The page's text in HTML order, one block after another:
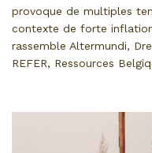
provoque de multiples
contexte de forte
rassemble Altermundi,
REFER, Ressources